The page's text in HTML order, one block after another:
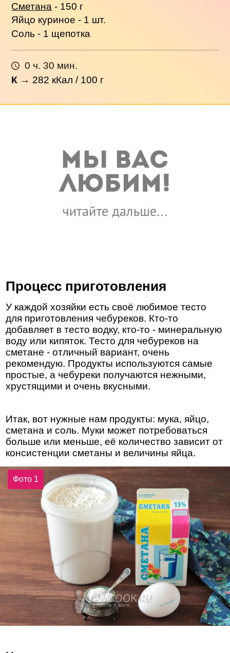
Сметана - 150 г
Яйцо куриное - 1 шт.
Соль - 1 щепотка
0 ч. 30 мин.
К → 282 кКал / 100 г
Процесс приготовления
У каждой хозяйки есть своё любимое тесто
для приготовления чебуреков. Кто-то
добавляет в тесто водку, кто-то - минеральную
воду или кипяток. Тесто для чебуреков на
сметане - отличный вариант, очень
рекомендую. Продукты используются самые
простые, а чебуреки получаются нежными,
хрустящими и очень вкусными.
Итак, вот нужные нам продукты: мука, яйцо,
сметана и соль. Муки может потребоваться
больше или меньше, её количество зависит от
консистенции сметаны и величины яйца.
Фото 1